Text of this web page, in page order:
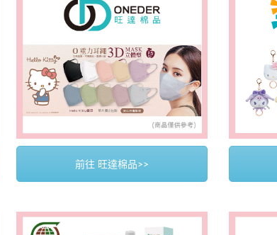
前往 旺達棉品>>